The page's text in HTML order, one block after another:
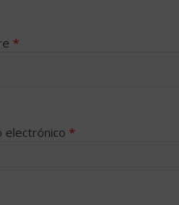
*
electrónico *